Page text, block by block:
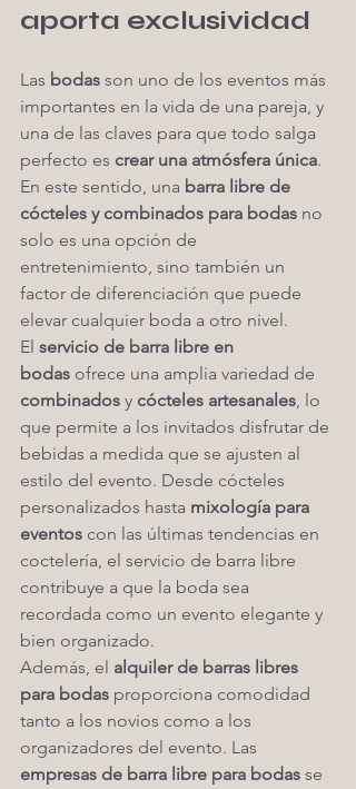
aporta exclusividad
Las bodas son uno de los eventos más
importantes en la vida de una pareja, y
una de las claves para que todo salga
perfecto es crear una atmósfera única.
En este sentido, una barra libre de
cócteles y combinados para bodas no
solo es una opción de
entretenimiento, sino también un
factor de diferenciación que puede
elevar cualquier boda a otro nivel.
El servicio de barra libre en
bodas ofrece una amplia variedad de
combinados y cócteles artesanales, lo
que permite a los invitados disfrutar de
bebidas a medida que se ajusten al
estilo del evento. Desde cócteles
personalizados hasta mixología para
eventos con las últimas tendencias en
coctelería, el servicio de barra libre
contribuye a que la boda sea
recordada como un evento elegante y
bien organizado.
Además, el alquiler de barras libres
para bodas proporciona comodidad
tanto a los novios como a los
organizadores del evento. Las
empresas de barra libre para bodas se